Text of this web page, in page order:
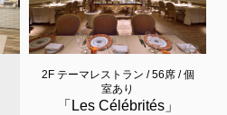
2F テーマレストラン / 56席 / 個
室あり
「Les Célébrités」